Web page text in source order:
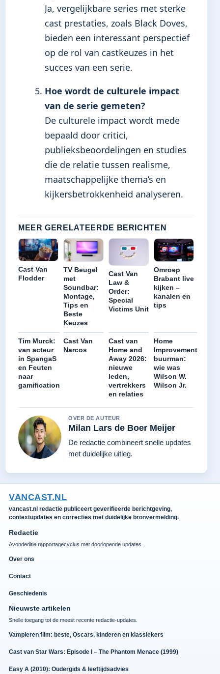
Ja, vergelijkbare series met sterke
cast prestaties, zoals Black Doves,
bieden een interessant perspectief
op de rol van castkeuzes in het
succes van een serie.
Hoe wordt de culturele impact
van de serie gemeten?
De culturele impact wordt mede
bepaald door critici,
publieksbeoordelingen en studies
die de relatie tussen realisme,
maatschappelijke thema’s en
kijkersbetrokkenheid analyseren.
MEER GERELATEERDE BERICHTEN
Cast Van
Flodder
TV Beugel
met
Soundbar:
Montage,
Tips en
Beste
Keuzes
Cast Van
Law &
Order:
Special
Victims Unit
Omroep
Brabant live
kijken –
kanalen en
tips
Tim Murck:
van acteur
in SpangaS
en Feuten
naar
gamification
Cast Van
Narcos
Cast van
Home and
Away 2026:
nieuwe
leden,
vertrekkers
en relaties
Home
Improvement
buurman:
wie was
Wilson W.
Wilson Jr.
OVER DE AUTEUR
Milan Lars de Boer Meijer
De redactie combineert snelle updates
met duidelijke uitleg.
VANCAST.NL
vancast.nl redactie publiceert geverifieerde berichtgeving,
contextupdates en correcties met duidelijke bronvermelding.
Redactie
Avondeditie rapportagecyclus met doorlopende updates.
Over ons
Contact
Geschiedenis
Nieuwste artikelen
Snelle toegang tot de meest recente redactie-updates.
Vampieren film: beste, Oscars, kinderen en klassiekers
Cast van Star Wars: Episode I – The Phantom Menace (1999)
Easy A (2010): Oudergids & leeftijdsadvies